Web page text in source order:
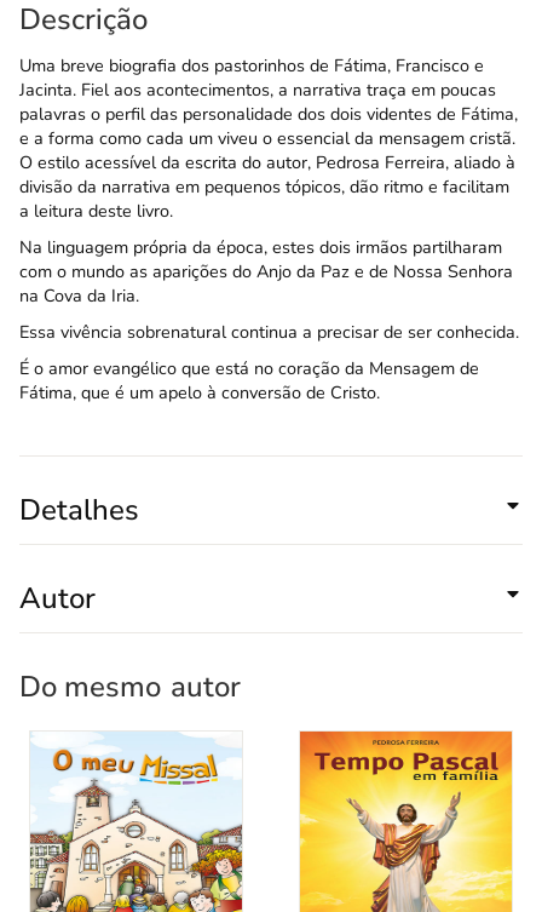
Descrição
Uma breve biografia dos pastorinhos de Fátima, Francisco e
Jacinta. Fiel aos acontecimentos, a narrativa traça em poucas
palavras o perfil das personalidade dos dois videntes de Fátima,
e a forma como cada um viveu o essencial da mensagem cristã.
O estilo acessível da escrita do autor, Pedrosa Ferreira, aliado à
divisão da narrativa em pequenos tópicos, dão ritmo e facilitam
a leitura deste livro.
Na linguagem própria da época, estes dois irmãos partilharam
com o mundo as aparições do Anjo da Paz e de Nossa Senhora
na Cova da Iria.
Essa vivência sobrenatural continua a precisar de ser conhecida.
É o amor evangélico que está no coração da Mensagem de
Fátima, que é um apelo à conversão de Cristo.
Detalhes
Autor
Do mesmo autor